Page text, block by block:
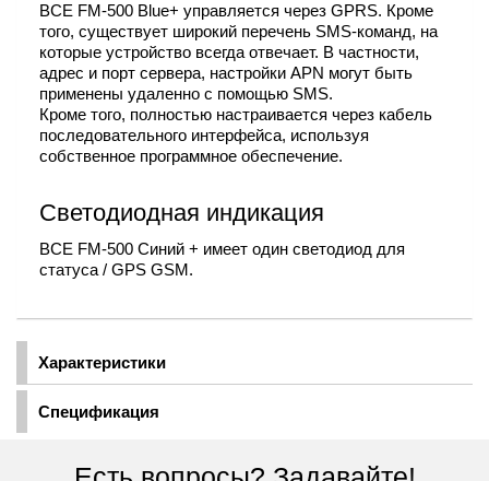
Характеристики
Спецификация
BCE FM-500 Blue+ управляется через GPRS. Кроме
того, существует широкий перечень SMS-команд, на
которые устройство всегда отвечает. В частности,
адрес и порт сервера, настройки APN могут быть
применены удаленно с помощью SMS.
Кроме того, полностью настраивается через кабель
последовательного интерфейса, используя
собственное программное обеспечение.
Светодиодная индикация
BCE FM-500 Синий + имеет один светодиод для
статуса / GPS GSM.